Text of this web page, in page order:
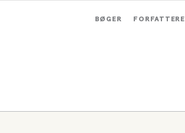
BØGER FORFATTERE